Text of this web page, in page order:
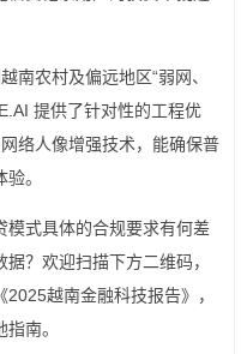
南农村及偏远地区“弱网、
提供了针对性的工程优
络人像增强技术，能确保普
。
模式具体的合规要求有何差
？欢迎扫描下方二维码，
越南金融科技报告》，
南。